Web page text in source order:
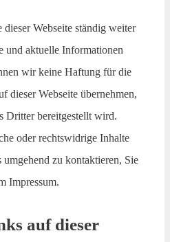
Webseite ständig weiter
und aktuelle Informationen
wir keine Haftung für die
dieser Webseite übernehmen,
Dritter bereitgestellt wird.
oder rechtswidrige Inhalte
zu kontaktieren, Sie
Impressum.
auf dieser